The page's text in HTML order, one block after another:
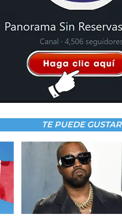
TE PUEDE GUSTAR